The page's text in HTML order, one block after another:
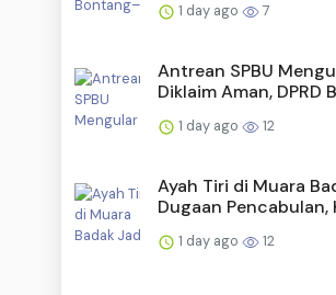
1 day ago 7
Antrean SPBU
Diklaim Aman, DPRD
1 day ago 12
Ayah Tiri di Muara
Dugaan Pencabulan,
1 day ago 12